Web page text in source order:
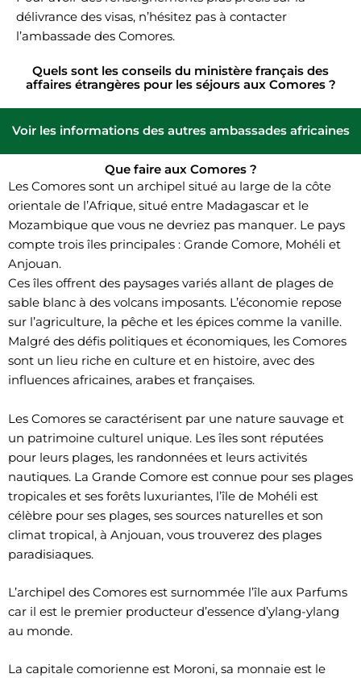
délivrance des visas, n’hésitez pas à contacter
l’ambassade des Comores.
Quels sont les conseils du ministère français des
affaires étrangères pour les séjours aux Comores ?
Voir les informations des autres ambassades africaines
Que faire aux Comores ?
Les Comores sont un archipel situé au large de la côte
orientale de l’Afrique, situé entre Madagascar et le
Mozambique que vous ne devriez pas manquer. Le pays
compte trois îles principales : Grande Comore, Mohéli et
Anjouan.
Ces îles offrent des paysages variés allant de plages de
sable blanc à des volcans imposants. L’économie repose
sur l’agriculture, la pêche et les épices comme la vanille.
Malgré des défis politiques et économiques, les Comores
sont un lieu riche en culture et en histoire, avec des
influences africaines, arabes et françaises.
Les Comores se caractérisent par une nature sauvage et
un patrimoine culturel unique. Les îles sont réputées
pour leurs plages, les randonnées et leurs activités
nautiques. La Grande Comore est connue pour ses plages
tropicales et ses forêts luxuriantes, l’île de Mohéli est
célèbre pour ses plages, ses sources naturelles et son
climat tropical, à Anjouan, vous trouverez des plages
paradisiaques.
L’archipel des Comores est surnommée l’île aux Parfums
car il est le premier producteur d’essence d’ylang-ylang
au monde.
La capitale comorienne est Moroni, sa monnaie est le